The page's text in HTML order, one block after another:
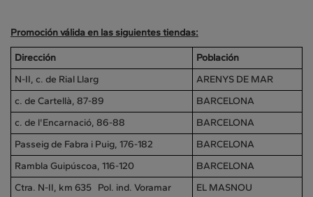
Promoción válida en las siguientes tiendas:
Dirección
Población
N-II, c. de Rial Llarg
ARENYS DE MAR
c. de Cartellà, 87-89
BARCELONA
c. de l'Encarnació, 86-88
BARCELONA
Passeig de Fabra i Puig, 176-182
BARCELONA
Rambla Guipúscoa, 116-120
BARCELONA
Ctra. N-II, km 635 Pol. ind. Voramar
EL MASNOU